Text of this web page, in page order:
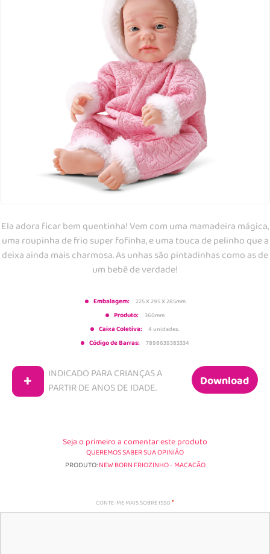
Ela adora ficar bem quentinha! Vem com uma mamadeira mágica,
uma roupinha de frio super fofinha, e uma touca de pelinho que a
deixa ainda mais charmosa. As unhas são pintadinhas como as de
um bebê de verdade!
Embalagem: 225 X 295 X 285mm
Produto: 360mm
Caixa Coletiva: 4 unidades.
Código de Barras: 7898639383334
+
INDICADO PARA CRIANÇAS A
PARTIR DEANOS DE IDADE. Download
Seja o primeiro a comentar este produto
QUEREMOS SABER SUA OPINIÃO
PRODUTO:NEW BORN FRIOZINHO - MACACÃO
CONTE-ME MAIS SOBRE ISSO